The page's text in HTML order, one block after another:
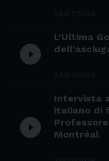
play_circle_filled
L'Ultima
play_circle_filled
Intervista
italiano di
Professore
Montréal